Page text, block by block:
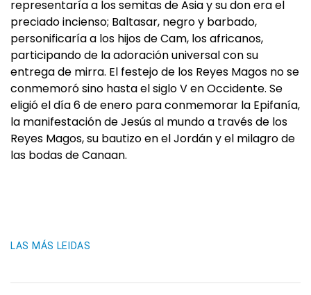
representaría a los semitas de Asia y su don era el
preciado incienso; Baltasar, negro y barbado,
personificaría a los hijos de Cam, los africanos,
participando de la adoración universal con su
entrega de mirra. El festejo de los Reyes Magos no se
conmemoró sino hasta el siglo V en Occidente. Se
eligió el día 6 de enero para conmemorar la Epifanía,
la manifestación de Jesús al mundo a través de los
Reyes Magos, su bautizo en el Jordán y el milagro de
las bodas de Canaan.
LAS MÁS LEIDAS